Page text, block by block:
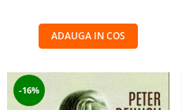
ADAUGA IN COS
-16%